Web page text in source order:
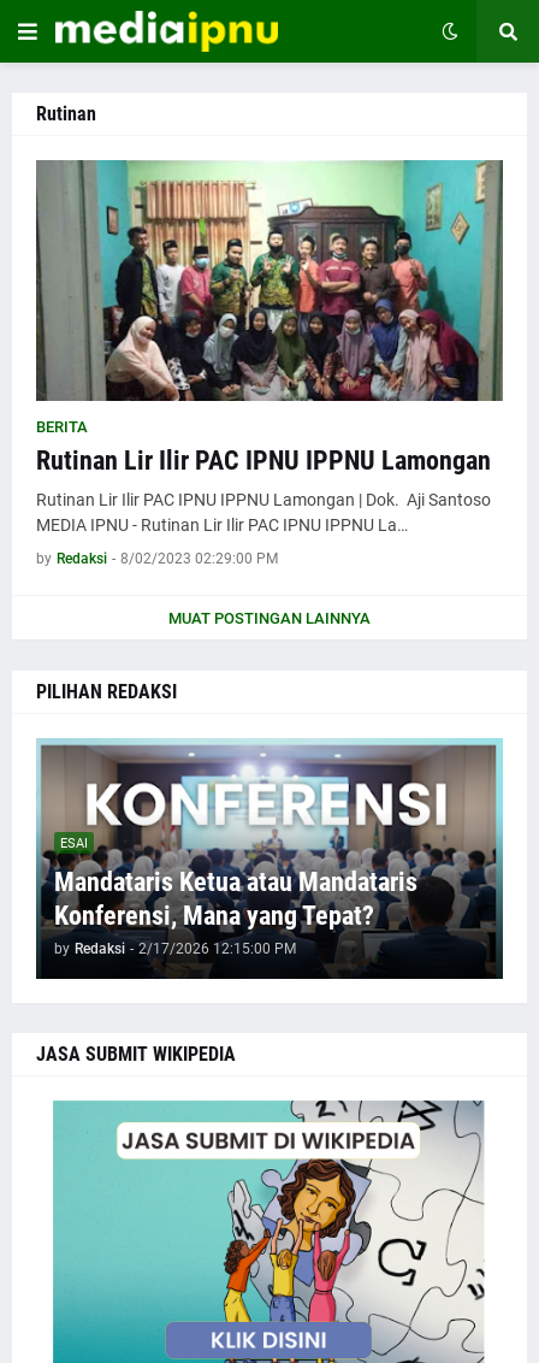
Rutinan
BERITA
Rutinan Lir Ilir PAC IPNU IPPNU Lamongan
Rutinan Lir Ilir PAC IPNU IPPNU Lamongan | Dok. Aji Santoso
MEDIA IPNU - Rutinan Lir Ilir PAC IPNU IPPNU La…
by Redaksi - 8/02/2023 02:29:00 PM
MUAT POSTINGAN LAINNYA
PILIHAN REDAKSI
ESAI
Mandataris Ketua atau Mandataris
Konferensi, Mana yang Tepat?
by Redaksi - 2/17/2026 12:15:00 PM
JASA SUBMIT WIKIPEDIA